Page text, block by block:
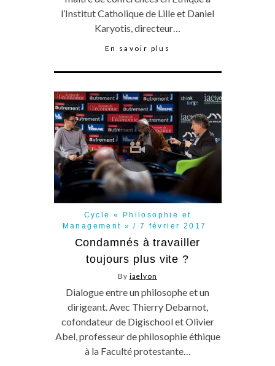
l’Institut Catholique de Lille et Daniel
Karyotis, directeur…
En savoir plus
Cycle « Philosophie et
Management »
7 février 2017
Condamnés à travailler
toujours plus vite ?
By iaelyon
Dialogue entre un philosophe et un
dirigeant. Avec Thierry Debarnot,
cofondateur de Digischool et Olivier
Abel, professeur de philosophie éthique
à la Faculté protestante…